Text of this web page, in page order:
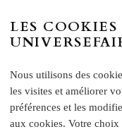
projets
visualiser un
couleurs, un
pourrez discuter
couleurs et de
LES COOKIES
Nous utilisons des
les visites et améliorer
préférences et les
aux cookies. Votre choix